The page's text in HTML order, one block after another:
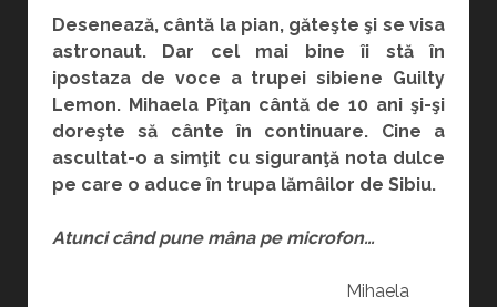
Desenează, cântă la pian, găteşte şi se visa
astronaut. Dar cel mai bine îi stă în
ipostaza de voce a trupei sibiene Guilty
Lemon. Mihaela Pîţan cântă de 10 ani şi-şi
doreşte să cânte în continuare. Cine a
ascultat-o a simţit cu siguranţă nota dulce
pe care o aduce în trupa lămâilor de Sibiu.
Atunci când pune mâna pe microfon…
Mihaela